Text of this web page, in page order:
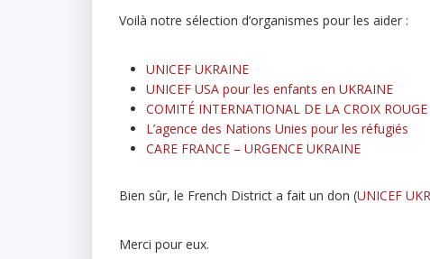
Voilà notre sélection d’organismes pour les aider :
UNICEF UKRAINE
UNICEF USA pour les enfants en UKRAINE
COMITÉ INTERNATIONAL DE LA CROIX ROUGE
L’agence des Nations Unies pour les réfugiés
CARE FRANCE – URGENCE UKRAINE
Bien sûr, le French District a fait un don (UNICEF
Merci pour eux.